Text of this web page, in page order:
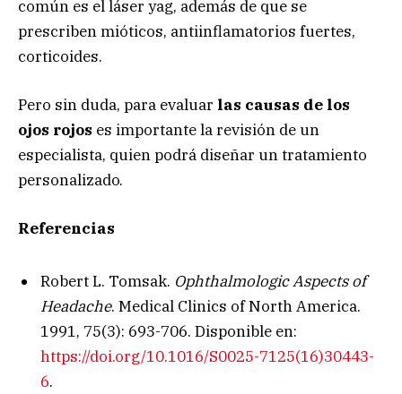
común es el láser yag, además de que se
prescriben mióticos, antiinflamatorios fuertes,
corticoides.
Pero sin duda, para evaluar las causas de los
ojos rojos es importante la revisión de un
especialista, quien podrá diseñar un tratamiento
personalizado.
Referencias
Robert L. Tomsak. Ophthalmologic Aspects of
Headache. Medical Clinics of North America.
1991, 75(3): 693-706. Disponible en:
https://doi.org/10.1016/S0025-7125(16)30443-
6.